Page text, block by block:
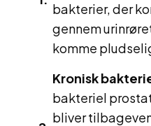
bakterier, der
gennem
komme
Kronisk
bakteriel
bliver